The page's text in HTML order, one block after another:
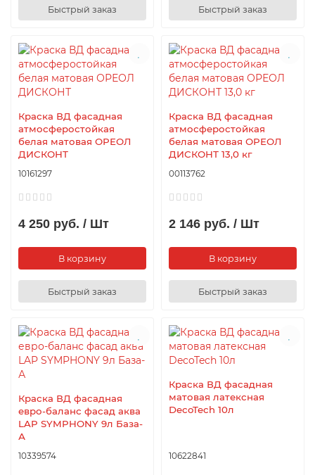
Быстрый заказ Быстрый заказ
Краска ВД фасадная
атмосферостойкая
белая матовая ОРЕОЛ
ДИСКОНТ
10161297
4 250 руб. / Шт
В корзину
Быстрый заказ
Краска ВД фасадная
атмосферостойкая
белая матовая ОРЕОЛ
ДИСКОНТ 13,0 кг
00113762
2 146 руб. / Шт
В корзину
Быстрый заказ
Краска ВД фасадная
евро-баланс фасад аква
LAP SYMPHONY 9л База-
А
10339574
Краска ВД фасадная
матовая латексная
DecoTech 10л
10622841